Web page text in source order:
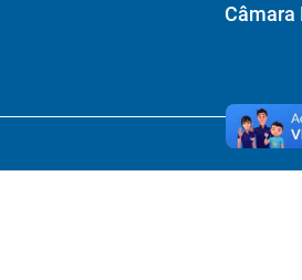
Câmara